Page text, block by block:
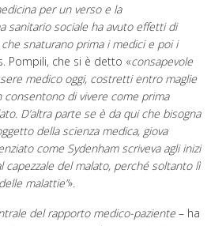
per un verso e la
sanitario sociale ha avuto effetti di
snaturano prima i medici e poi i
Pompili, che si è detto «consapevole
medico oggi, costretti entro maglie
di vivere come prima
D’altra parte se è da qui che bisogna
della scienza medica, giova
come Sydenham scriveva agli inizi
capezzale del malato, perché soltanto lì
malattie”».
del rapporto medico-paziente – ha